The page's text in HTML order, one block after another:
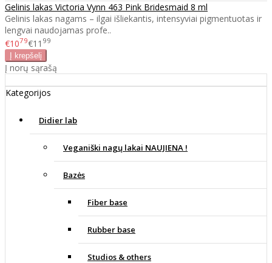
Gelinis lakas Victoria Vynn 463 Pink Bridesmaid 8 ml
Gelinis lakas nagams – ilgai išliekantis, intensyviai pigmentuotas ir
lengvai naudojamas profe..
€1079€11 99
Į norų sąrašą
Kategorijos
Didier lab
Veganiški nagų lakai NAUJIENA !
Bazės
Fiber base
Rubber base
Studios & others